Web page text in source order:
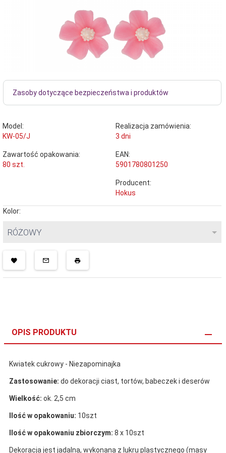
Zasoby dotyczące bezpieczeństwa i produktów
Model:
KW-05/J
Realizacja zamówienia:
3 dni
Zawartość opakowania:
80 szt.
EAN:
5901780801250
Producent:
Hokus
Kolor:
RÓŻOWY
OPIS PRODUKTU
Kwiatek cukrowy - Niezapominajka
Zastosowanie: do dekoracji ciast, tortów, babeczek i deserów
Wielkość: ok. 2,5 cm
Ilość w opakowaniu: 10szt
Ilość w opakowaniu zbiorczym: 8 x 10szt
Dekoracja jest jadalna, wykonana z lukru plastycznego (masy